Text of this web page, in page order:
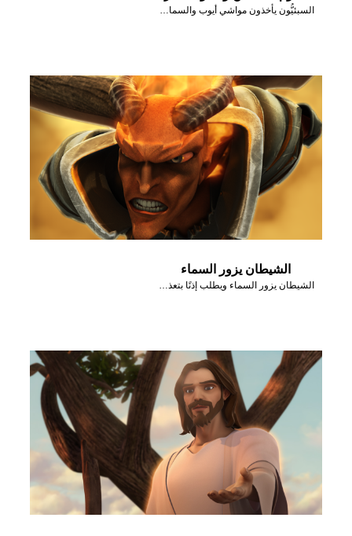
السبئيُّون يأخذون مواشي أيوب والسماء تمطر نارًا.
الشيطان يزور السماء
الشيطان يزور السماء ويطلب إذنًا بتعذيب أيُّوب.